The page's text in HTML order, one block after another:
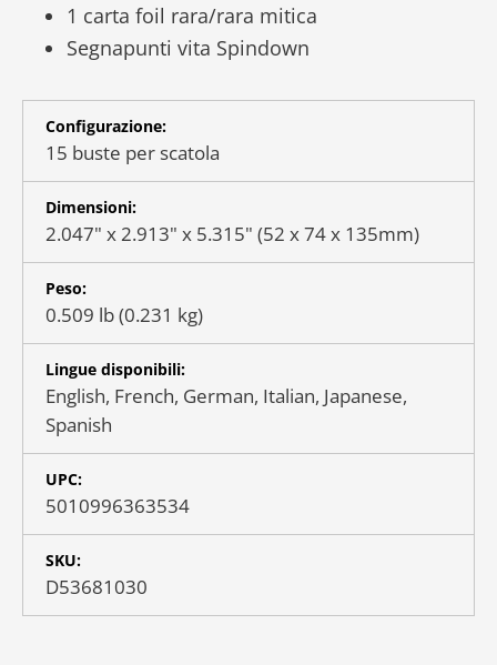
1 carta foil rara/rara mitica
Segnapunti vita Spindown
Configurazione:
15 buste per scatola
Dimensioni:
2.047" x 2.913" x 5.315" (52 x 74 x 135mm)
Peso:
0.509 lb (0.231 kg)
Lingue disponibili:
English, French, German, Italian, Japanese,
Spanish
UPC:
5010996363534
SKU:
D53681030